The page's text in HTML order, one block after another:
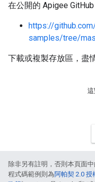
在公開的 Apigee
https://
samples/tree/
下載或複製存放區，盡
這
除非另有註明，否則本頁面
程式碼範例則為阿帕契 2.0 授